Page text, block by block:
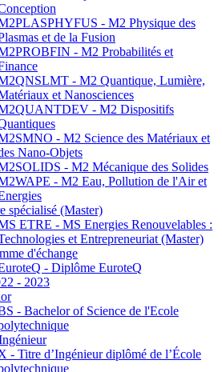
- M2 Physique des
et de la Fusion
- M2 Probabilités et
- M2 Quantique, Lumière,
et Nanosciences
- M2 Dispositifs
- M2 Science des Matériaux et
Nano-Objets
- M2 Mécanique des Solides
- M2 Eau, Pollution de l'Air et
spécialisé (Master)
ETRE - MS Energies Renouvelables :
et Entrepreneuriat (Master)
d'échange
- Diplôme EuroteQ
- 2023
- Bachelor of Science de l'Ecole
- Titre d’Ingénieur diplômé de l’École